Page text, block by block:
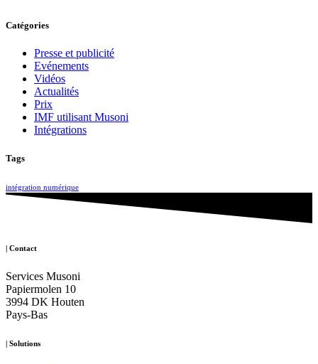
Catégories
Presse et publicité
Evénements
Vidéos
Actualités
Prix
IMF utilisant Musoni
Intégrations
Tags
intégration numérique
| Contact
Services Musoni
Papiermolen 10
3994 DK Houten
Pays-Bas
| Solutions